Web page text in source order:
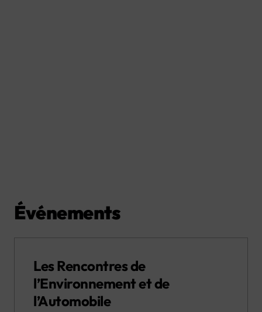
Événements
Les Rencontres de
l’Environnement et de
l’Automobile